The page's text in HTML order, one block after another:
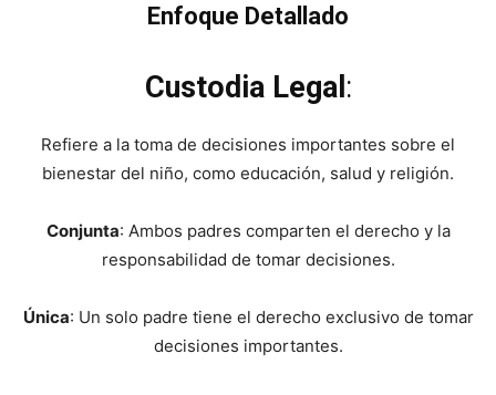
Enfoque Detallado
Custodia Legal :
Refiere a la toma de decisiones importantes sobre el
bienestar del niño, como educación, salud y religión.
Conjunta: Ambos padres comparten el derecho y la
responsabilidad de tomar decisiones.
Única: Un solo padre tiene el derecho exclusivo de tomar
decisiones importantes.